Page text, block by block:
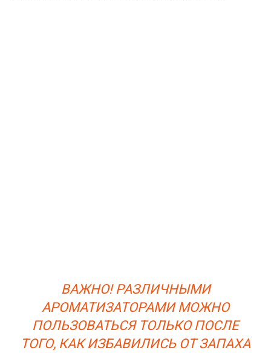
ВАЖНО! РАЗЛИЧНЫМИ
АРОМАТИЗАТОРАМИ МОЖНО
ПОЛЬЗОВАТЬСЯ ТОЛЬКО ПОСЛЕ
ТОГО, КАК ИЗБАВИЛИСЬ ОТ ЗАПАХА